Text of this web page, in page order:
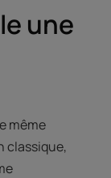
une
même
classique,